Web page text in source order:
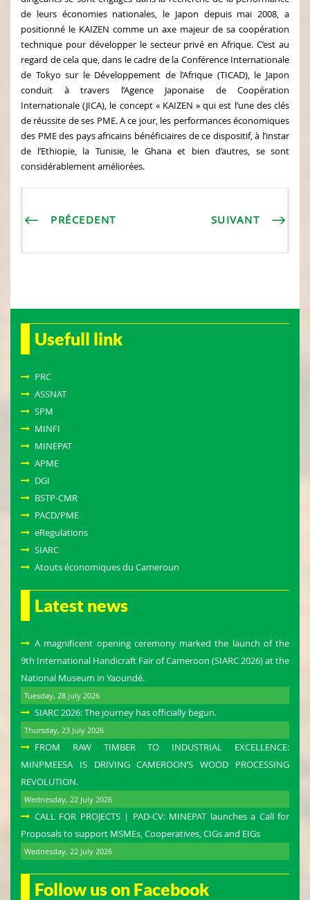
de leurs économies nationales, le Japon depuis mai 2008, a
positionné le KAIZEN comme un axe majeur de sa coopération
technique pour développer le secteur privé en Afrique. C’est au
regard de cela que, dans le cadre de la Conférence Internationale
de Tokyo sur le Développement de l’Afrique (TICAD), le Japon
conduit à travers l’Agence Japonaise de Coopération
Internationale (JICA), le concept « KAIZEN » qui est l’une des clés
de réussite de ses PME. A ce jour, les performances économiques
des PME des pays africains bénéficiaires de ce dispositif, à l’instar
de l’Ethiopie, la Tunisie, le Ghana et bien d’autres, se sont
considérablement améliorées.
PRÉCEDENT SUIVANT
Usefull link
PRC
ASSNAT
SPM
MINFI
MINEPAT
APME
DGI
BSTP-CMR
PACD/PME
eRegulations
SIARC
Atouts économiques du Cameroun
Latest news
A magnificent opening ceremony marked the launch of the
9th International Handicraft Fair of Cameroon (SIARC 2026) at the
National Museum in Yaoundé.
Tuesday, 28 July 2026
SIARC 2026: The journey has officially begun.
Thursday, 23 July 2026
FROM RAW TIMBER TO INDUSTRIAL EXCELLENCE:
MINPMEESA IS DRIVING CAMEROON’S WOOD PROCESSING
REVOLUTION.
Wednesday, 22 July 2026
CALL FOR PROJECTS | PAD-CV: MINEPAT launches a Call for
Proposals to support MSMEs, Cooperatives, CIGs and EIGs
Wednesday, 22 July 2026
Follow us on Facebook